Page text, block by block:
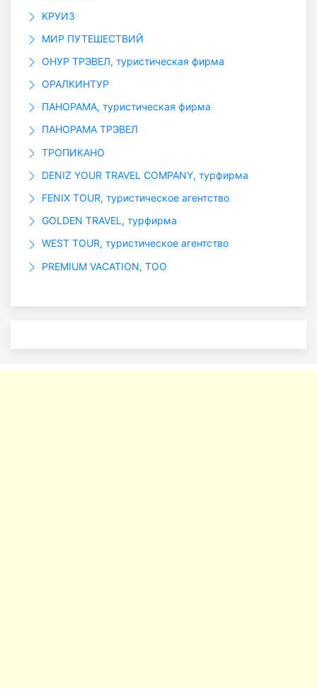
КРУИЗ
МИР ПУТЕШЕСТВИЙ
ОНУР ТРЭВЕЛ, туристическая фирма
ОРАЛКИНТУР
ПАНОРАМА, туристическая фирма
ПАНОРАМА ТРЭВЕЛ
ТРОПИКАНО
DENIZ YOUR TRAVEL COMPANY, турфирма
FENIX TOUR, туристическое агентство
GOLDEN TRAVEL, турфирма
WEST TOUR, туристическое агентство
PREMIUM VACATION, ТОО